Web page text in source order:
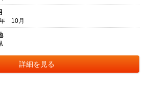
10月
詳細を見る